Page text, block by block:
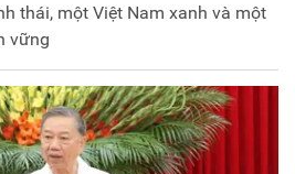
thái, một Việt Nam xanh và một
vững